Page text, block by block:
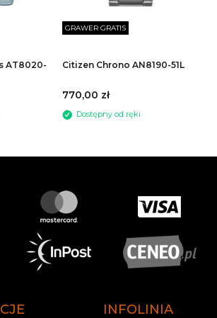
AT8020-
GRAWER GRATIS
Citizen Chrono AN8190-51L
770,00 zł
INFOLINIA